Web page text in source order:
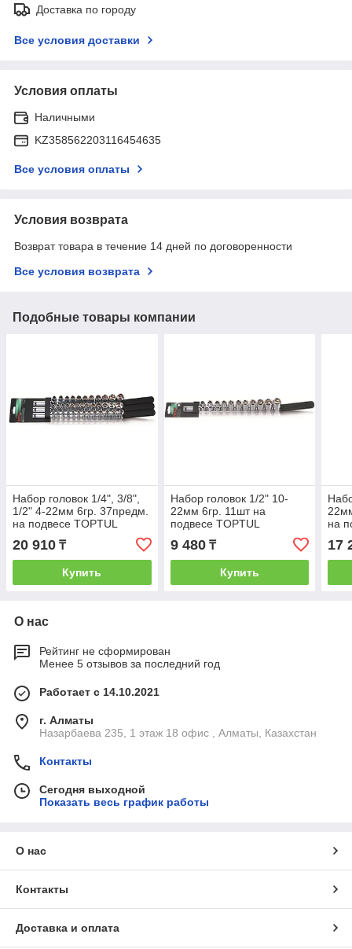
Доставка по городу
Все условия доставки
Условия оплаты
Наличными
KZ358562203116454635
Все условия оплаты
Условия возврата
Возврат товара в течение 14 дней по договоренности
Все условия возврата
Подобные товары компании
Набор головок 1/4", 3/8",
1/2" 4-22мм 6гр. 37предм.
на подвесе TOPTUL
20 910 ₸
Купить
Набор головок 1/2" 10-
22мм 6гр. 11шт на
подвесе TOPTUL
9 480₸
Купить
на
17
О нас
Рейтинг не сформирован
Менее 5 отзывов за последний год
Работает с 14.10.2021
г. Алматы
Назарбаева 235, 1 этаж 18 офис , Алматы, Казахстан
Контакты
Сегодня выходной
Показать весь график работы
О нас
Контакты
Доставка и оплата